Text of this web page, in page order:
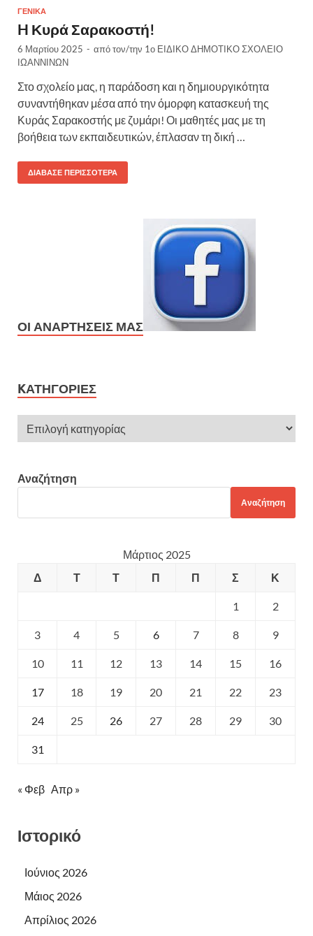
ΓΕΝΙΚΆ
H Κυρά Σαρακοστή!
6 Μαρτίου 2025 - από τον/την 1ο ΕΙΔΙΚΟ ΔΗΜΟΤΙΚΟ ΣΧΟΛΕΙΟ
ΙΩΑΝΝΙΝΩΝ
Στο σχολείο μας, η παράδοση και η δημιουργικότητα
συναντήθηκαν μέσα από την όμορφη κατασκευή της
Κυράς Σαρακοστής με ζυμάρι! Οι μαθητές μας με τη
βοήθεια των εκπαιδευτικών, έπλασαν τη δική …
ΔΙΆΒΑΣΕ ΠΕΡΙΣΣΌΤΕΡΑ
ΟΙ ΑΝΑΡΤΉΣΕΙΣ ΜΑΣ
KΑΤΗΓΟΡΊΕΣ
Αναζήτηση
Αναζήτηση
Μάρτιος 2025
Δ
Τ Τ Π Π Σ Κ
1 2
3 4 5 6 7 8 9
10 11 12 13 14 15 16
17 18 19 20 21 22 23
24 25 26 27 28 29 30
31
« Φεβ Απρ »
Ιστορικό
Ιούνιος 2026
Μάιος 2026
Απρίλιος 2026